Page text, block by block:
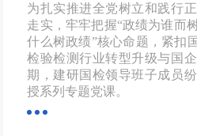
为扎实推进全党树立和践行
走实，牢牢把握“政绩为谁而
什么树政绩”核心命题，紧扣
检验检测行业转型升级与国
期，建研国检领导班子成员
授系列专题党课。